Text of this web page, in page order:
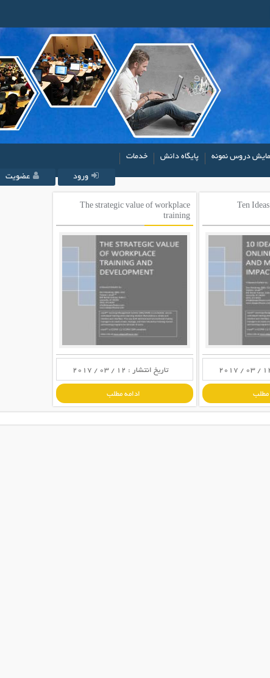
دروس نمونه پایگاه دانش خدمات
ورود عضویت
Ten
مطلب
The strategic value of workplace
training
تاریخ انتشار : 12 / 03 / 2017
ادامه مطلب